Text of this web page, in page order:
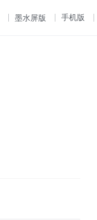
墨水屏版 手机版